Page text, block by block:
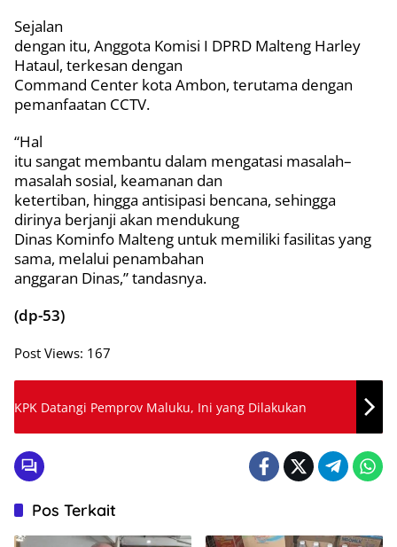
Sejalan
dengan itu, Anggota Komisi I DPRD Malteng Harley
Hataul, terkesan dengan
Command Center kota Ambon, terutama dengan
pemanfaatan CCTV.
“Hal
itu sangat membantu dalam mengatasi masalah–
masalah sosial, keamanan dan
ketertiban, hingga antisipasi bencana, sehingga
dirinya berjanji akan mendukung
Dinas Kominfo Malteng untuk memiliki fasilitas yang
sama, melalui penambahan
anggaran Dinas,” tandasnya.
(dp-53)
Post Views: 167
KPK Datangi Pemprov Maluku, Ini yang Dilakukan
Pos Terkait